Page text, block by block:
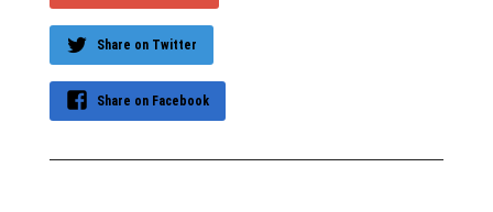
Share on Twitter
Share on Facebook